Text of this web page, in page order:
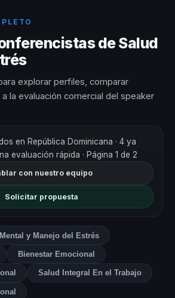
de Salud
explorar perfiles, comparar
la evaluación comercial del speaker
en República Dominicana · 4 ya
evaluación rápida · Página 1 de 2
con nuestro equipo
Solicitar propuesta
y Manejo del Estrés
Bienestar Emocional
Salud Integral En el Trabajo